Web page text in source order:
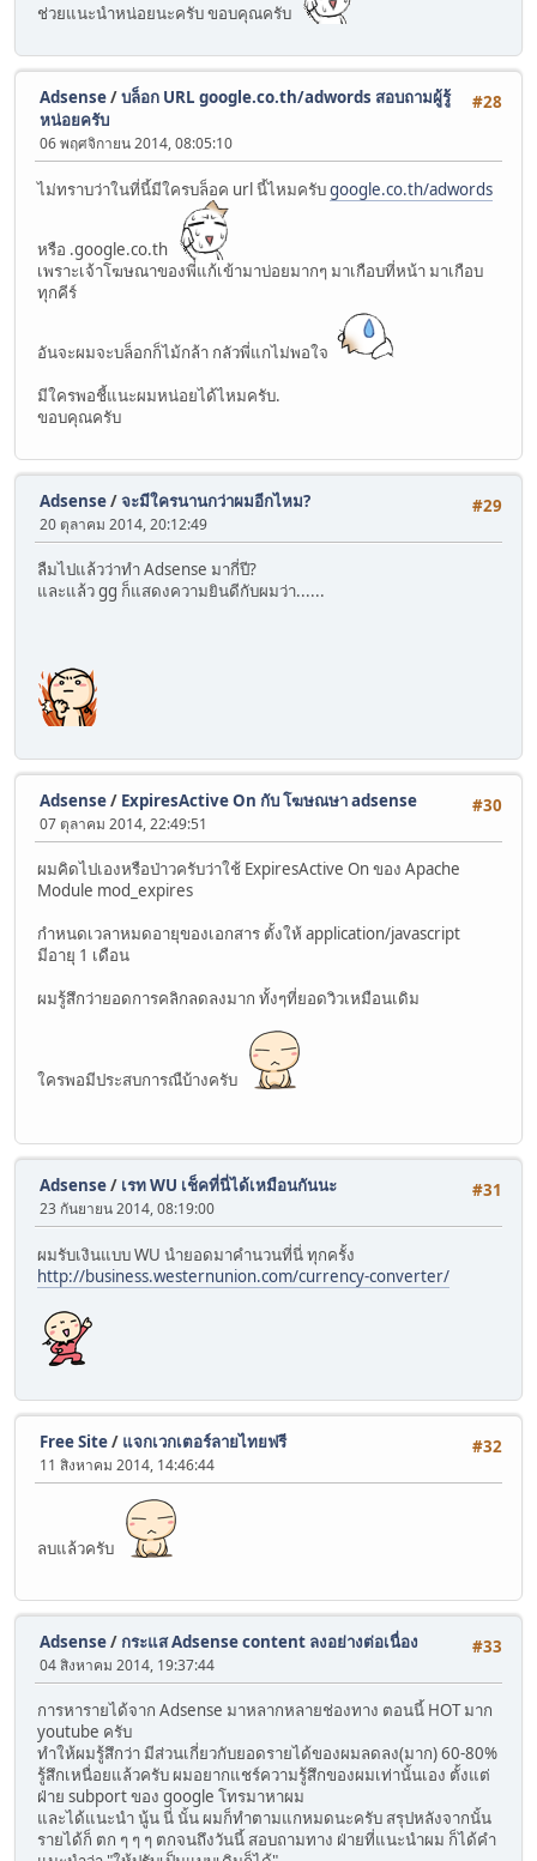
ช่วยแนะนำหน่อยนะครับ ขอบคุณครับ
#28
Adsense/บล็อก URL google.co.th/adwords สอบถามผู้รู้
หน่อยครับ
06 พฤศจิกายน 2014, 08:05:10
ไม่ทราบว่าในที่นี้มีใครบล็อค url นี้ไหมครับgoogle.co.th/adwords
หรือ .google.co.th
เพราะเจ้าโฆษณาของพี่แก้เข้ามาบ่อยมากๆ มาเกือบที่หน้า มาเกือบ
ทุกคีร์
อันจะผมจะบล็อกก็ไม้กล้า กลัวพี่แกไม่พอใจ
มีใครพอชี้แนะผมหน่อยได้ไหมครับ.
ขอบคุณครับ
#29
Adsense/จะมีใครนานกว่าผมอีกไหม?
20 ตุลาคม 2014, 20:12:49
ลืมไปแล้วว่าทำ Adsense มากี่ปี?
และแล้ว gg ก็แสดงความยินดีกับผมว่า......
#30
Adsense/ ExpiresActive On กับ โฆษณษา adsense
07 ตุลาคม 2014, 22:49:51
ผมคิดไปเองหรือป่าวครับว่าใช้ ExpiresActive On ของ Apache
Module mod_expires
กำหนดเวลาหมดอายุของเอกสาร ตั้งให้ application/javascript
มีอายุ 1 เดือน
ผมรู้สึกว่ายอดการคลิกลดลงมาก ทั้งๆที่ยอดวิวเหมือนเดิม
ใครพอมีประสบการณืบ้างครับ
#31
Adsense/ เรท WU เช็คที่นี่ได้เหมือนกันนะ
23 กันยายน 2014, 08:19:00
ผมรับเงินแบบ WU นำยอดมาคำนวนที่นี่ ทุกครั้ง
http://business.westernunion.com/currency-converter/
#32
Free Site/ แจกเวกเตอร์ลายไทยฟรี
11 สิงหาคม 2014, 14:46:44
ลบแล้วครับ
#33
Adsense/ กระแส Adsense content ลงอย่างต่อเนื่อง
04 สิงหาคม 2014, 19:37:44
การหารายได้จาก Adsense มาหลากหลายช่องทาง ตอนนี้ HOT มาก
youtube ครับ
ทำให้ผมรู้สึกว่า มีส่วนเกี่ยวกับยอดรายได้ของผมลดลง(มาก) 60-80%
รู้สึกเหนื่อยแล้วครับ ผมอยากแชร์ความรู้สึกของผมเท่านั้นเอง ตั้งแต่
ฝ่าย subport ของ google โทรมาหาผม
และได้แนะนำ นู้น นี่ นั้น ผมก็ทำตามแกหมดนะครับ สรุปหลังจากนั้น
รายได้ก็ ตก ๆ ๆ ๆ ตกจนถึงวันนี้ สอบถามทาง ฝ่ายที่แนะนำผม ก็ได้คำ